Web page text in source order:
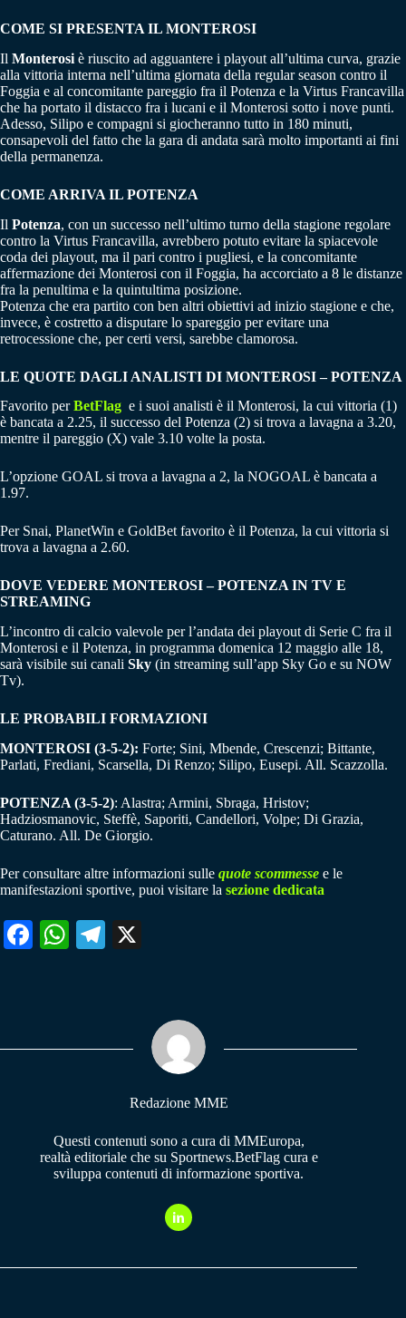
COME SI PRESENTA IL MONTEROSI
Il Monterosi è riuscito ad agguantere i playout all’ultima curva, grazie
alla vittoria interna nell’ultima giornata della regular season contro il
Foggia e al concomitante pareggio fra il Potenza e la Virtus Francavilla
che ha portato il distacco fra i lucani e il Monterosi sotto i nove punti.
Adesso, Silipo e compagni si giocheranno tutto in 180 minuti,
consapevoli del fatto che la gara di andata sarà molto importanti ai fini
della permanenza.
COME ARRIVA IL POTENZA
Il Potenza, con un successo nell’ultimo turno della stagione regolare
contro la Virtus Francavilla, avrebbero potuto evitare la spiacevole
coda dei playout, ma il pari contro i pugliesi, e la concomitante
affermazione dei Monterosi con il Foggia, ha accorciato a 8 le distanze
fra la penultima e la quintultima posizione.
Potenza che era partito con ben altri obiettivi ad inizio stagione e che,
invece, è costretto a disputare lo spareggio per evitare una
retrocessione che, per certi versi, sarebbe clamorosa.
LE QUOTE DAGLI ANALISTI DI MONTEROSI – POTENZA
Favorito perBetFlag e i suoi analisti è il Monterosi, la cui vittoria (1)
è bancata a 2.25, il successo del Potenza (2) si trova a lavagna a 3.20,
mentre il pareggio (X) vale 3.10 volte la posta.
L’opzione GOAL si trova a lavagna a 2, la NOGOAL è bancata a
1.97.
Per Snai, PlanetWin e GoldBet favorito è il Potenza, la cui vittoria si
trova a lavagna a 2.60.
DOVE VEDERE MONTEROSI – POTENZA IN TV E
STREAMING
L’incontro di calcio valevole per l’andata dei playout di Serie C fra il
Monterosi e il Potenza, in programma domenica 12 maggio alle 18,
sarà visibile sui canali Sky (in streaming sull’app Sky Go e su NOW
Tv).
LE PROBABILI FORMAZIONI
MONTEROSI (3-5-2): Forte; Sini, Mbende, Crescenzi; Bittante,
Parlati, Frediani, Scarsella, Di Renzo; Silipo, Eusepi. All. Scazzolla.
POTENZA (3-5-2): Alastra; Armini, Sbraga, Hristov;
Hadziosmanovic, Steffè, Saporiti, Candellori, Volpe; Di Grazia,
Caturano. All. De Giorgio.
Per consultare altre informazioni sulle quote scommesse e le
manifestazioni sportive, puoi visitare la sezione dedicata
Fa W
pp
Te
m
Redazione MME
Questi contenuti sono a cura di MMEuropa,
realtà editoriale che su Sportnews.BetFlag cura e
sviluppa contenuti di informazione sportiva.